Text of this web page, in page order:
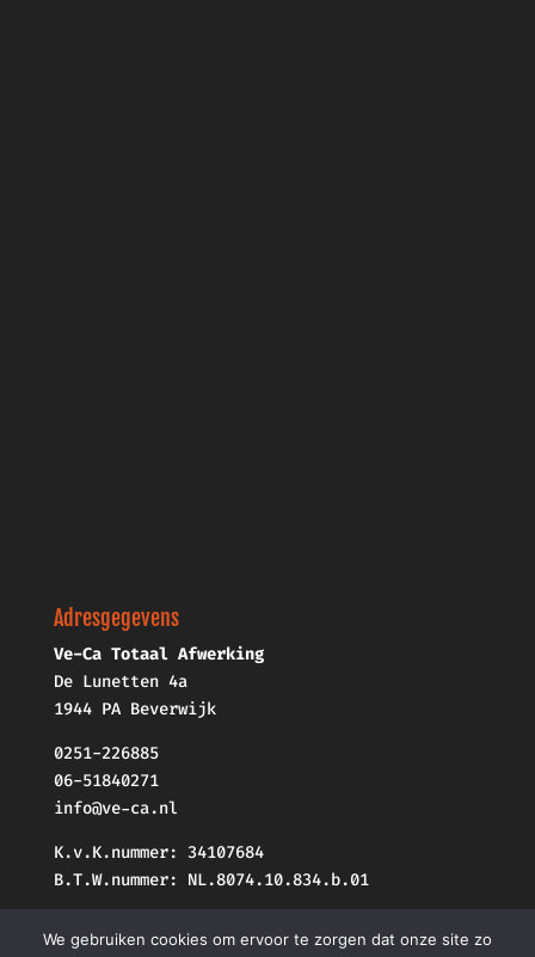
Adresgegevens
Ve-Ca Totaal Afwerking
De Lunetten 4a
1944 PA Beverwijk
0251-226885
06-51840271
info@ve-ca.nl
K.v.K.nummer: 34107684
B.T.W.nummer: NL.8074.10.834.b.01
We gebruiken cookies om ervoor te zorgen dat onze site zo